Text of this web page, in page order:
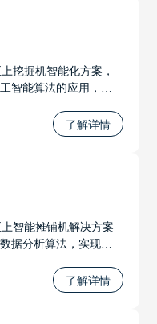
挖掘机智能化方案，
智能算法的应用，可
随着方案的不断发
自动化提升到整机自
了解详情
智能摊铺机解决方案
据分析算法，实现了
、高效和可靠。
了解详情